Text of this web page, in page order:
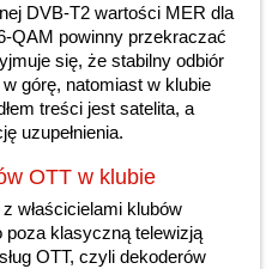
DVB-T2 wartości MER dla
QAM powinny przekraczać
się, że stabilny odbiór
górę, natomiast w klubie
treści jest satelita, a
uzupełnienia.
OTT w klubie
właścicielami klubów
poza klasyczną telewizją
OTT, czyli dekoderów